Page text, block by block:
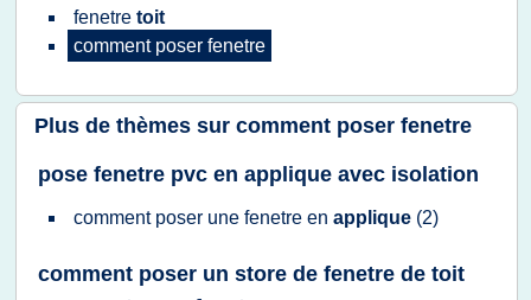
fenetre toit
comment poser fenetre
Plus de thèmes sur comment poser fenetre
pose fenetre pvc en applique avec isolation
comment poser une fenetre en applique (2)
comment poser un store de fenetre de toit